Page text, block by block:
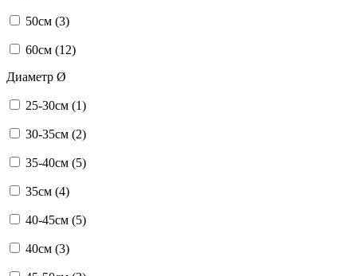
50см (3)
60см (12)
Диаметр Ø
25-30см (1)
30-35см (2)
35-40см (5)
35см (4)
40-45см (5)
40см (3)